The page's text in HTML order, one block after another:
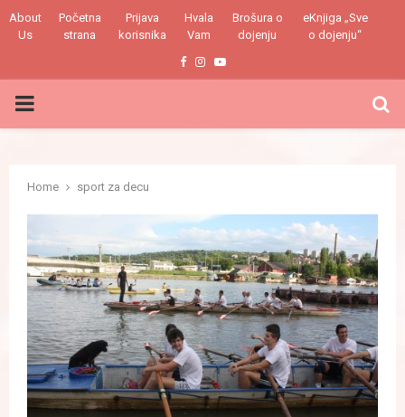
About
Us
Početna
strana
Prijava
korisnika
Hvala
Vam
Brošura o
dojenju
eKnjiga „Sve
o dojenju“
Facebook
Instagram
Youtube
PRIMARY
Home sport za decu